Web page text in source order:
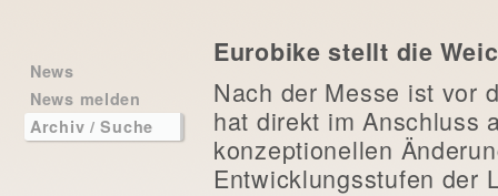
News
News melden
Archiv / Suche
Eurobike stellt die
Nach der Messe ist vor
hat direkt im Anschluss
konzeptionellen
Entwicklungsstufen der